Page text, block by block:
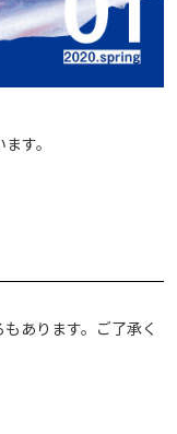
す。
あります。ご了承く